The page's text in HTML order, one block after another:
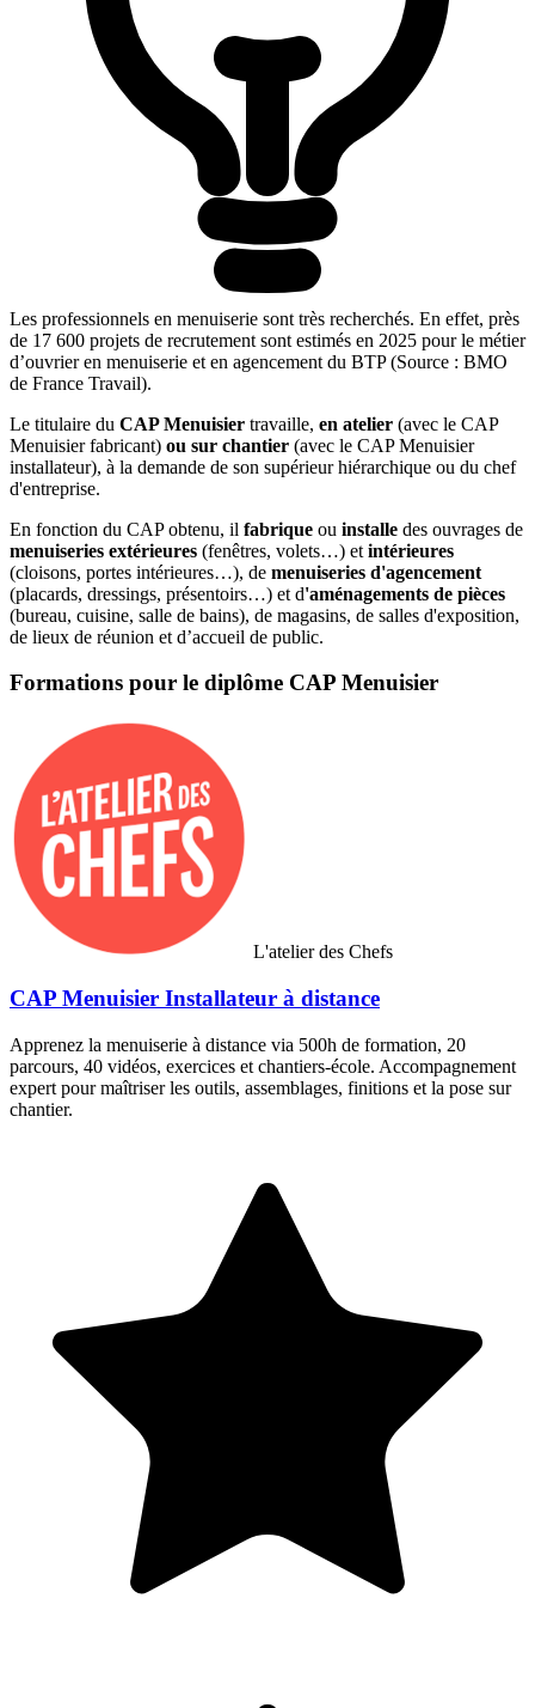
Les professionnels en menuiserie sont très recherchés. En effet, près
de 17 600 projets de recrutement sont estimés en 2025 pour le métier
d’ouvrier en menuiserie et en agencement du BTP (Source : BMO
de France Travail).
Le titulaire du CAP Menuisier travaille, en atelier (avec le CAP
Menuisier fabricant) ou sur chantier (avec le CAP Menuisier
installateur), à la demande de son supérieur hiérarchique ou du chef
d'entreprise.
En fonction du CAP obtenu, il fabrique ou installe des ouvrages de
menuiseries extérieures (fenêtres, volets…) et intérieures
(cloisons, portes intérieures…), de menuiseries d'agencement
(placards, dressings, présentoirs…) et d'aménagements de pièces
(bureau, cuisine, salle de bains), de magasins, de salles d'exposition,
de lieux de réunion et d’accueil de public.
Formations pour le diplôme CAP Menuisier
L'atelier des Chefs
CAP Menuisier Installateur à distance
Apprenez la menuiserie à distance via 500h de formation, 20
parcours, 40 vidéos, exercices et chantiers-école. Accompagnement
expert pour maîtriser les outils, assemblages, finitions et la pose sur
chantier.